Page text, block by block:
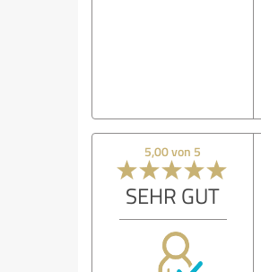
5,00 von 5
SEHR GUT